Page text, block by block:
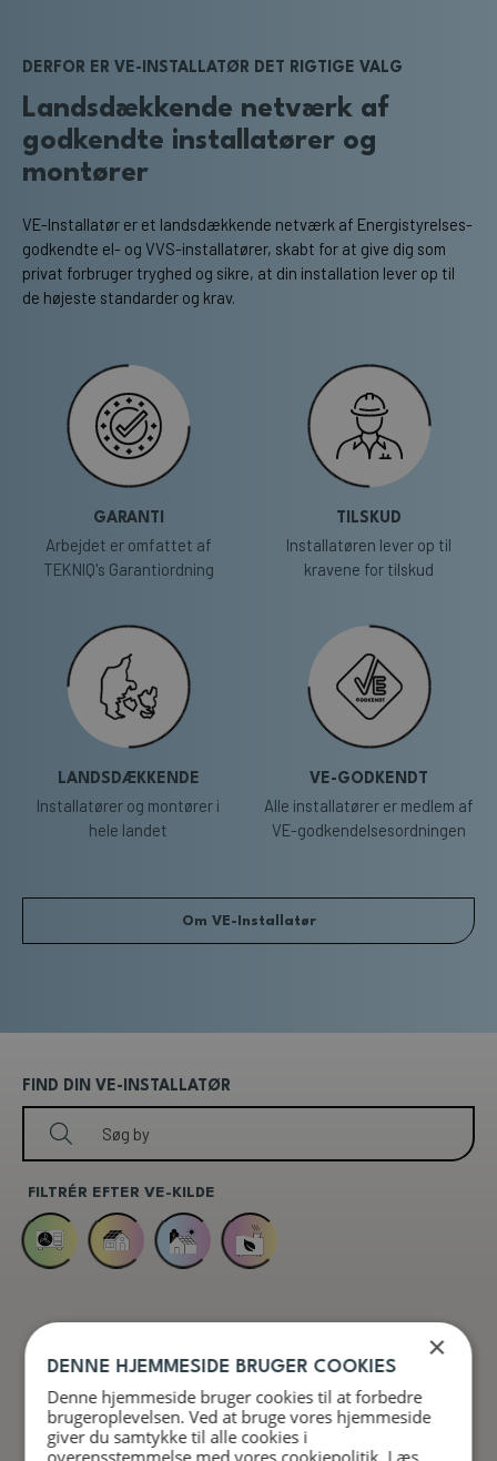
DERFOR ER VE-INSTALLATØR DET RIGTIGE VALG
Landsdækkende netværk af
godkendte installatører og
montører
VE-Installatør er et landsdækkende netværk af Energistyrelses-
godkendte el- og VVS-installatører, skabt for at give dig som
privat forbruger tryghed og sikre, at din installation lever op til
de højeste standarder og krav.
GARANTI
Arbejdet er omfattet af
TEKNIQ's Garantiordning
TILSKUD
Installatøren lever op til
kravene for tilskud
LANDSDÆKKENDE
Installatører og montører i
hele landet
VE-GODKENDT
Alle installatører er medlem af
VE-godkendelsesordningen
Om VE-Installatør
FIND DIN VE-INSTALLATØR
FILTRÉR EFTER VE-KILDE
16 6
×
DENNE HJEMMESIDE BRUGER COOKIES
Denne hjemmeside bruger cookies til at forbedre
brugeroplevelsen. Ved at bruge vores hjemmeside
giver du samtykke til alle cookies i
overensstemmelse med vores cookiepolitik. Læs